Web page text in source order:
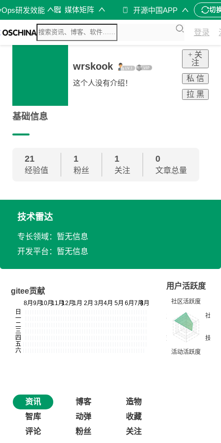
研发效能 媒体矩阵 开源中国APP 切
登录
wrskook
这个人没有介绍！
+ 关
注
私 信
拉 黑
基础信息
21
经验值
1
粉丝
1
关注
0
文章总量
技术雷达
专长领域：暂无信息
开发平台：暂无信息
gitee贡献
用户活跃度
资讯 博客
造物
智库
动弹
收藏
评论
粉丝 关注